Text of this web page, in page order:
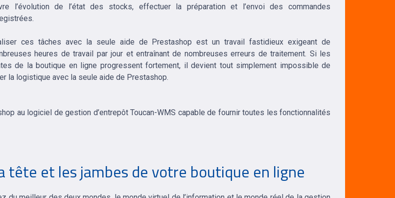
l’évolution de l’état des stocks, effectuer la préparation et l’envoi des commandes
ces tâches avec la seule aide de Prestashop est un travail fastidieux exigeant de
heures de travail par jour et entraînant de nombreuses erreurs de traitement. Si les
de la boutique en ligne progressent fortement, il devient tout simplement impossible de
la logistique avec la seule aide de Prestashop.
au logiciel de gestion d’entrepôt Toucan-WMS capable de fournir toutes les fonctionnalités
tête et les jambes de votre boutique en ligne